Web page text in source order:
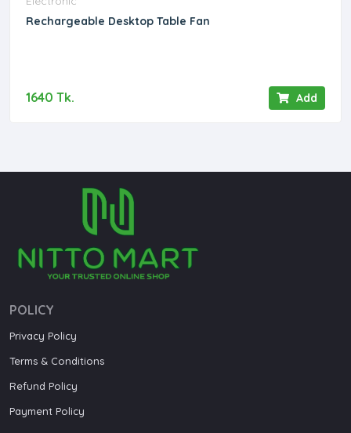
Rechargeable Desktop Table Fan
1640 Tk. Add
POLICY
Privacy Policy
Terms & Conditions
Refund Policy
Payment Policy